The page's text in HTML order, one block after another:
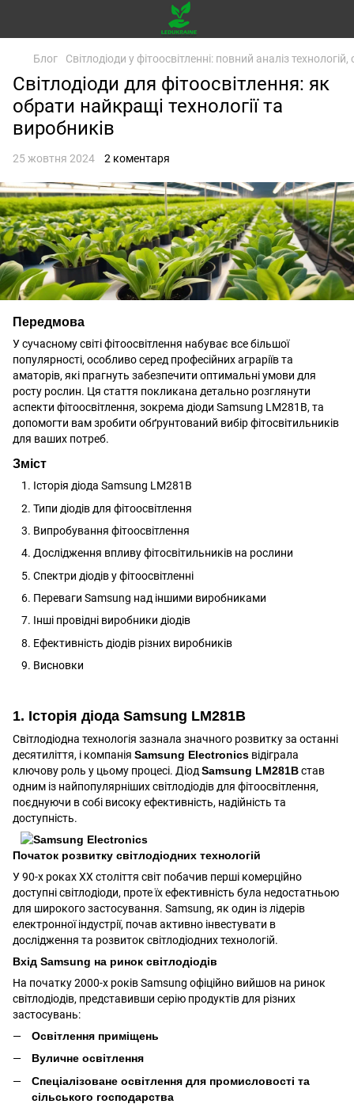
Блог Світлодіоди у фітоосвітленні: повний аналіз
Світлодіоди для фітоосвітлення: як
обрати найкращі технології та
виробників
25 жовтня 2024 2 коментаря
Передмова
У сучасному світіфітоосвітлення набуває все більшої
популярності, особливо серед професійних аграріїв та
аматорів, які прагнуть забезпечити оптимальні умови для
росту рослин. Ця стаття покликана детально розглянути
аспекти фітоосвітлення, зокрема діоди Samsung LM281B, та
допомогти вам зробити обґрунтований вибір фітосвітильників
для ваших потреб.
Зміст
Історія діода Samsung LM281B
Типи діодів для фітоосвітлення
Випробування фітоосвітлення
Дослідження впливу фітосвітильників на рослини
Спектри діодів у фітоосвітленні
Переваги Samsung над іншими виробниками
Інші провідні виробники діодів
Ефективність діодів різних виробників
Висновки
1. Історія діода Samsung LM281B
Світлодіодна технологія зазнала значного розвитку за останні
десятиліття, і компанія Samsung Electronics відіграла
ключову роль у цьому процесі. Діод Samsung LM281Bстав
одним із найпопулярніших світлодіодів для фітоосвітлення,
поєднуючи в собі високу ефективність, надійність та
доступність.
Початок розвитку світлодіодних технологій
У 90-х роках XX століття світ побачив перші комерційно
доступні світлодіоди, проте їх ефективність була недостатньою
для широкого застосування. Samsung, як один із лідерів
електронної індустрії, почав активно інвестувати в
дослідження та розвиток світлодіодних технологій.
Вхід Samsung на ринок світлодіодів
На початку 2000-х років Samsung офіційно вийшов на ринок
світлодіодів, представивши серію продуктів для різних
застосувань:
Освітлення приміщень
Вуличне освітлення
Спеціалізоване освітлення для промисловості та
сільського господарства